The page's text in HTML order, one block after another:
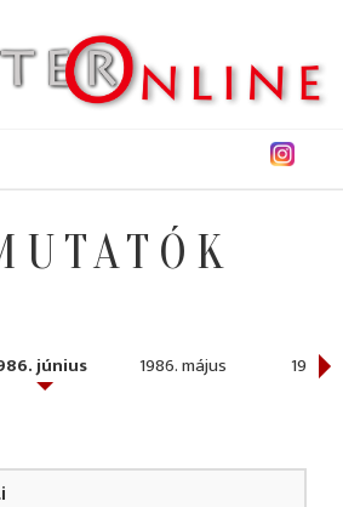
június 1986. május 1986.